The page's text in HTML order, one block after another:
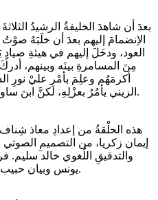
بعدَ أن شاهدَ الخليفةُ الرشيدُ
الاِنضمامَ إليهم بعدَ أن خلَبَهُ
العود، ودخَلَ إليهم في هيئةِ
مِنَ المسامرةِ بينَه وبينهم، أدركَ
أكرمَهُم وعلِمَ بأمْرِ عليْ نورِ
الزيني يأمُرُ بعزْلِهِ، لكنَّ ابنَ ساوي حاولَ أن يَحولُ دونَ ذلك.
هذه الحلْقةُ من إعدادِ معاذ
إيمان زكريا، من التصميمِ
والتدقيقِ اللُغوي خالد سليم.
يونس وبيان حبيب وعمر خطاب ومحمد ياسر.